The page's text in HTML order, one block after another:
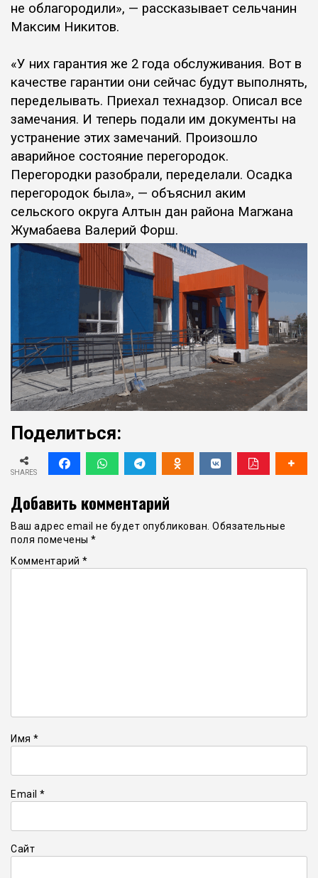
не облагородили», — рассказывает сельчанин
Максим Никитов.
«У них гарантия же 2 года обслуживания. Вот в
качестве гарантии они сейчас будут выполнять,
переделывать. Приехал технадзор. Описал все
замечания. И теперь подали им документы на
устранение этих замечаний. Произошло
аварийное состояние перегородок.
Перегородки разобрали, переделали. Осадка
перегородок была», — объяснил аким
сельского округа Алтын дан района Магжана
Жумабаева Валерий Форш.
Поделиться:
SHARES
Добавить комментарий
Ваш адрес email не будет опубликован. Обязательные
поля помечены *
Комментарий *
Имя *
Email *
Сайт